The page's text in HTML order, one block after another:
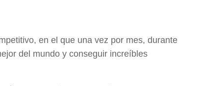
en el que una vez por mes, durante
del mundo y conseguir increíbles